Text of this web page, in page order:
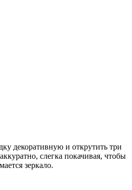
декоративную и открутить три
слегка покачивая, чтобы
зеркало.